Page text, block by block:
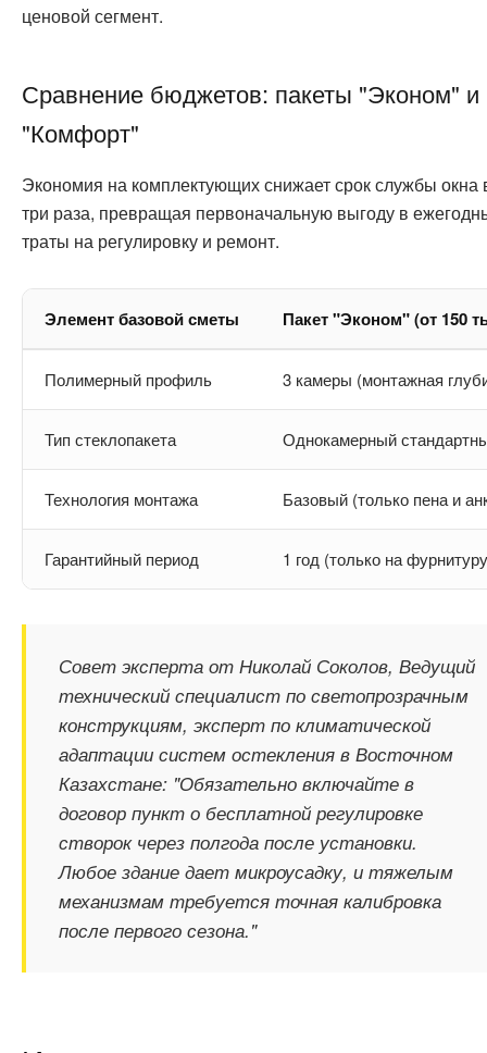
ценовой сегмент.
Сравнение бюджетов: пакеты "Эконом" и
"Комфорт"
Экономия на комплектующих снижает срок службы окна
три раза, превращая первоначальную выгоду в
траты на регулировку и ремонт.
Элемент базовой сметы Пакет "Эконом" (от 150
Полимерный профиль 3 камеры (монтажная
Тип стеклопакета Однокамерный
Технология монтажа Базовый (только пена и
Гарантийный период 1 год (только на
Совет эксперта от Николай Соколов, Ведущий
технический специалист по светопрозрачным
конструкциям, эксперт по климатической
адаптации систем остекления в Восточном
Казахстане: "Обязательно включайте в
договор пункт о бесплатной регулировке
створок через полгода после установки.
Любое здание дает микроусадку, и тяжелым
механизмам требуется точная калибровка
после первого сезона."